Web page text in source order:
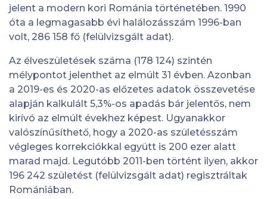
jelent a modern kori Románia történetében. 1990
óta a legmagasabb évi halálozásszám 1996-ban
volt, 286 158 fő (felülvizsgált adat).
Az élveszületések száma (178 124) szintén
mélypontot jelenthet az elmúlt 31 évben. Azonban
a 2019-es és 2020-as előzetes adatok összevetése
alapján kalkulált 5,3%-os apadás bár jelentős, nem
kirívó az elmúlt évekhez képest. Ugyanakkor
valószínűsíthető, hogy a 2020-as születésszám
végleges korrekciókkal együtt is 200 ezer alatt
marad majd. Legutóbb 2011-ben történt ilyen, akkor
196 242 születést (felülvizsgált adat) regisztráltak
Romániában.